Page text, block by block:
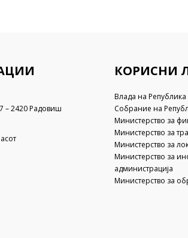
– 2420 Радовиш
КОРИСНИ
Влада на
Собрание на
Министерство за
Министерство за
Министерство за
Министерство за
администрација
Министерство за